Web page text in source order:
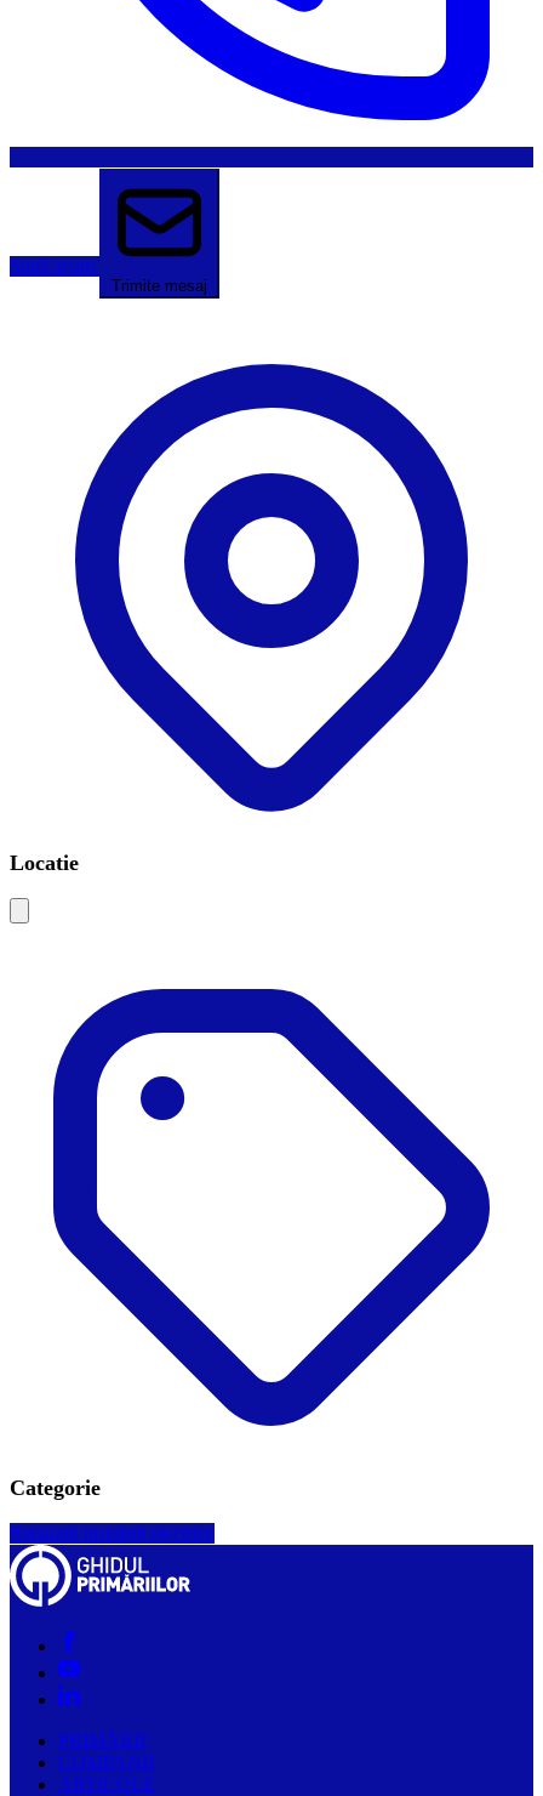
Sună acum
Trimite mesaj
Locatie
Categorie
Reparaţii instalaţii electrice
PRIMĂRII
COMPANII
ARTICOLE